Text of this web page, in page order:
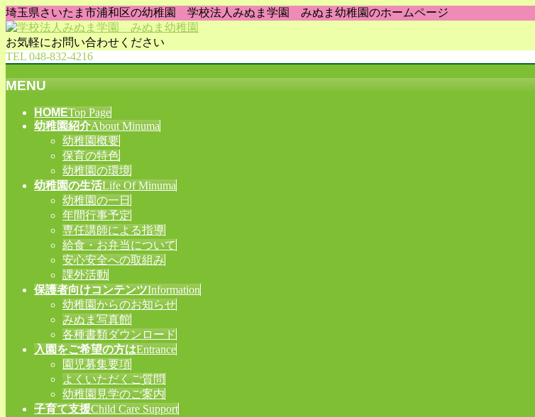
埼玉県さいたま市浦和区の幼稚園 学校法人みぬま学園 みぬま幼稚園のホームページ
お気軽にお問い合わせください
TEL 048-832-4216
MENU
HOMETop Page
幼稚園紹介About Minuma
幼稚園概要
保育の特色
幼稚園の環境
幼稚園の生活Life Of Minuma
幼稚園の一日
年間行事予定
専任講師による指導
給食・お弁当について
安心安全への取組み
課外活動
保護者向けコンテンツInformation
幼稚園からのお知らせ
みぬま写真館
各種書類ダウンロード
入園をご希望の方はEntrance
園児募集要項
よくいただくご質問
幼稚園見学のご案内
子育て支援Child Care Support